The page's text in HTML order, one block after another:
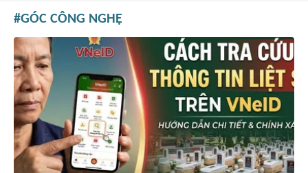
GÓC CÔNG NGHỆ